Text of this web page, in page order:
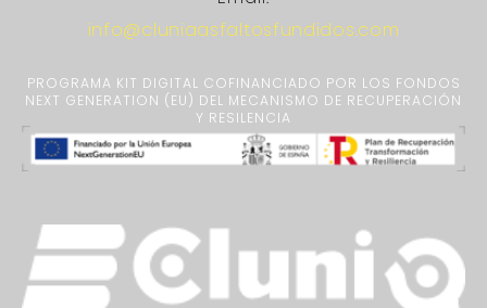
info@cluniaasfaltosfundidos.com
PROGRAMA KIT DIGITAL COFINANCIADO POR LOS FONDOS
NEXT GENERATION (EU) DEL MECANISMO DE RECUPERACIÓN
Y RESILENCIA